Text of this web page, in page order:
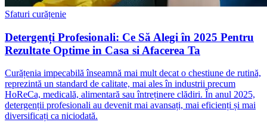
Sfaturi curățenie
Detergenți Profesionali: Ce Să Alegi în 2025 Pentru
Rezultate Optime in Casa si Afacerea Ta
Curățenia impecabilă înseamnă mai mult decat o chestiune de rutină,
reprezintă un standard de calitate, mai ales în industrii precum
HoReCa, medicală, alimentară sau întreținere clădiri. În anul 2025,
detergenții profesionali au devenit mai avansați, mai eficienți și mai
diversificați ca niciodată.